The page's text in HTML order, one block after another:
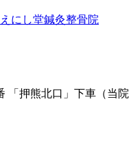
押熊北口」下車（当院